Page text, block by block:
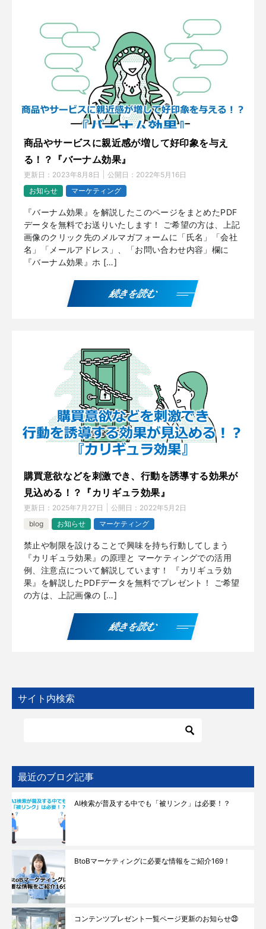
商品やサービスに親近感が増して好印象を与え
る！？『バーナム効果』
更新日： 2023年8月8日 公開日： 2022年5月16日
お知らせ
マーケティング
『バーナム効果』を解説したこのページをまとめたPDF
データを無料でお送りいたします！ ご希望の方は、上記
画像のクリック先のメルマガフォームに「氏名」「会社
名」「メールアドレス」、「お問い合わせ内容」欄に
『バーナム効果』ホ […]
続きを読む
購買意欲などを刺激でき、行動を誘導する効果が
見込める！？『カリギュラ効果』
更新日： 2025年7月27日 公開日： 2022年5月2日
blog
お知らせ マーケティング
禁止や制限を設けることで興味を持ち行動してしまう
『カリギュラ効果』の原理と マーケティングでの活用
例、注意点について解説しています！ 『カリギュラ効
果』を解説したPDFデータを無料でプレゼント！ ご希望
の方は、上記画像の […]
続きを読む
サイト内検索
最近のブログ記事
AI検索が普及する中でも「被リンク」は必要！？
BtoBマーケティングに必要な情報をご紹介169！
コンテンツプレゼント一覧ページ更新のお知らせ㉓